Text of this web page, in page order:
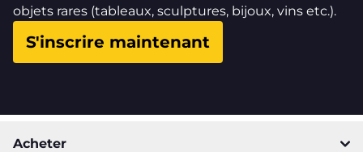
objets rares (tableaux, sculptures, bijoux, vins etc.).
S'inscrire maintenant
Acheter